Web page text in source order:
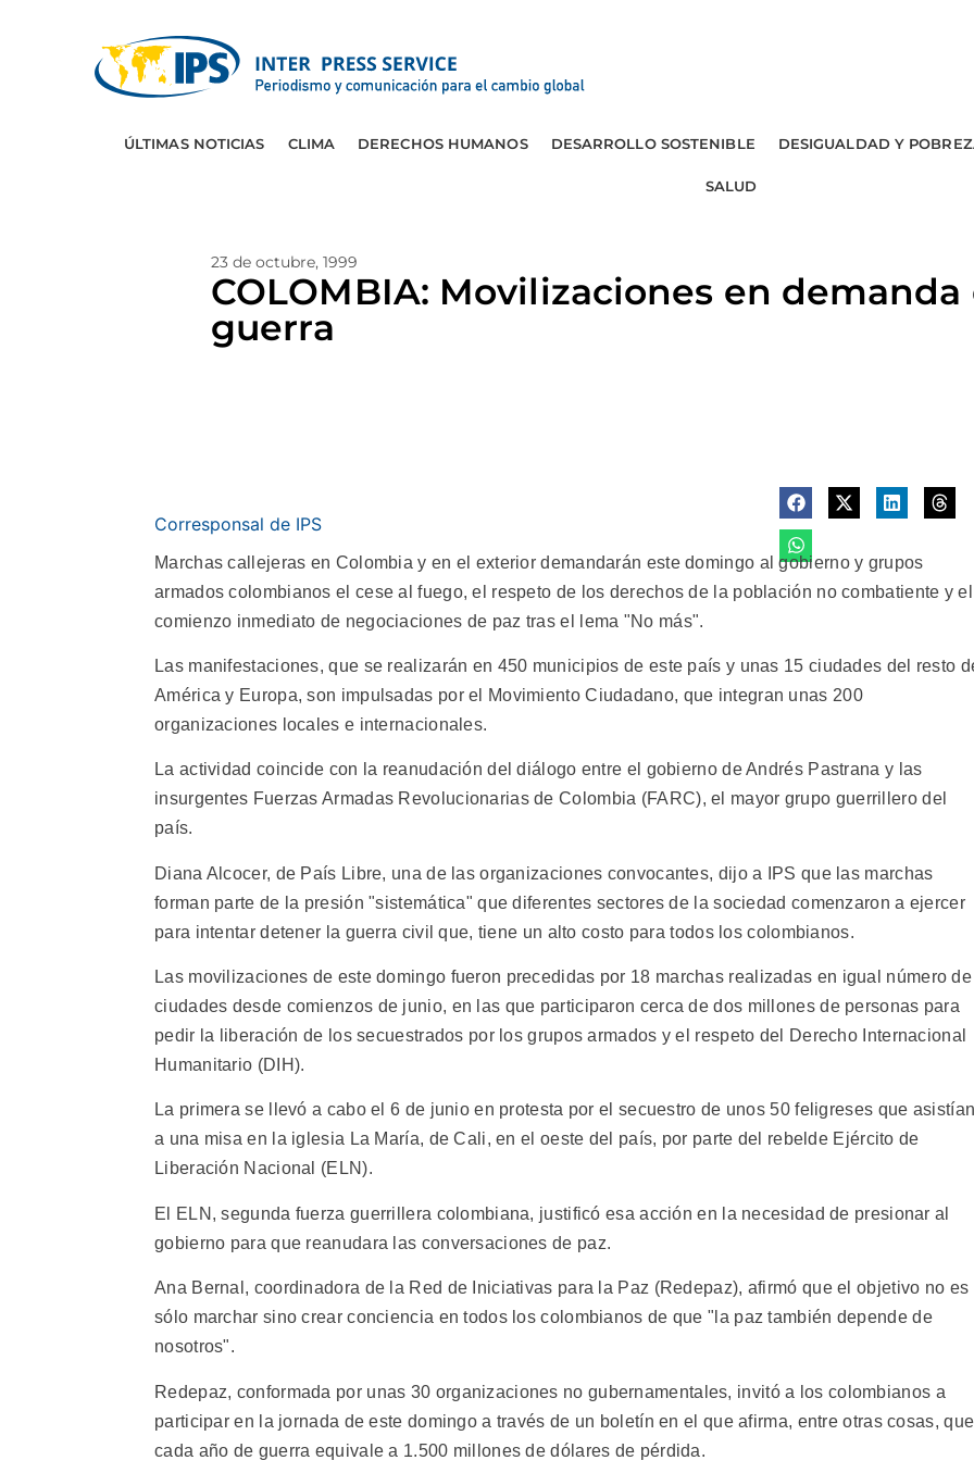
ÚLTIMAS NOTICIAS CLIMA DERECHOS HUMANOS DESARROLLO SOSTENIBLE DESIGUALDAD Y
SALUD
23 de octubre, 1999
COLOMBIA: Movilizaciones en
guerra
Corresponsal de IPS
Marchas callejeras en Colombia y en el exterior demandarán este domingo al gobierno y grupos
armados colombianos el cese al fuego, el respeto de los derechos de la población no combatiente y el
comienzo inmediato de negociaciones de paz tras el lema "No más".
Las manifestaciones, que se realizarán en 450 municipios de este país y unas 15 ciudades del resto
América y Europa, son impulsadas por el Movimiento Ciudadano, que integran unas 200
organizaciones locales e internacionales.
La actividad coincide con la reanudación del diálogo entre el gobierno de Andrés Pastrana y las
insurgentes Fuerzas Armadas Revolucionarias de Colombia (FARC), el mayor grupo guerrillero del
país.
Diana Alcocer, de País Libre, una de las organizaciones convocantes, dijo a IPS que las marchas
forman parte de la presión "sistemática" que diferentes sectores de la sociedad comenzaron a ejercer
para intentar detener la guerra civil que, tiene un alto costo para todos los colombianos.
Las movilizaciones de este domingo fueron precedidas por 18 marchas realizadas en igual número de
ciudades desde comienzos de junio, en las que participaron cerca de dos millones de personas para
pedir la liberación de los secuestrados por los grupos armados y el respeto del Derecho Internacional
Humanitario (DIH).
La primera se llevó a cabo el 6 de junio en protesta por el secuestro de unos 50 feligreses que
a una misa en la iglesia La María, de Cali, en el oeste del país, por parte del rebelde Ejército de
Liberación Nacional (ELN).
El ELN, segunda fuerza guerrillera colombiana, justificó esa acción en la necesidad de presionar al
gobierno para que reanudara las conversaciones de paz.
Ana Bernal, coordinadora de la Red de Iniciativas para la Paz (Redepaz), afirmó que el objetivo no es
sólo marchar sino crear conciencia en todos los colombianos de que "la paz también depende de
nosotros".
Redepaz, conformada por unas 30 organizaciones no gubernamentales, invitó a los colombianos a
participar en la jornada de este domingo a través de un boletín en el que afirma, entre otras cosas, que
cada año de guerra equivale a 1.500 millones de dólares de pérdida.